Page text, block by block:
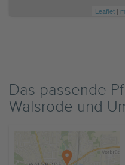
Leaflet |
Das passende
Walsrode und